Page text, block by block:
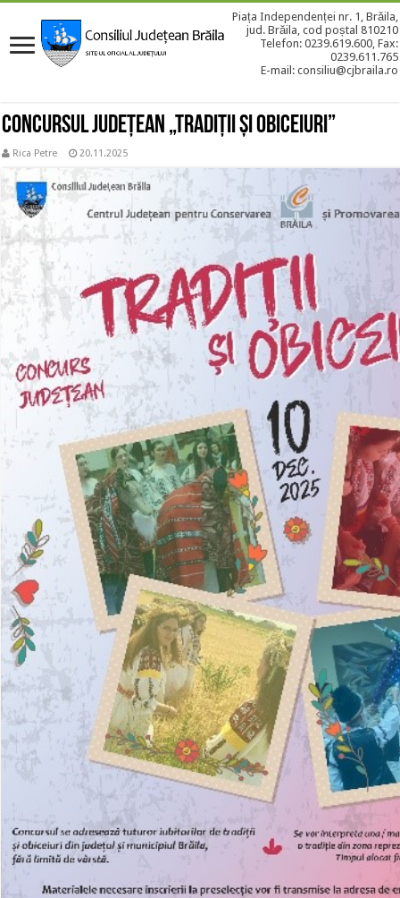
Piața Independenței nr. 1, Brăila,
jud. Brăila, cod poștal 810210
Telefon: 0239.619.600, Fax:
0239.611.765
E-mail: consiliu@cjbraila.ro
Concursul Județean „Tradiții și obiceiuri”
Rica Petre 20.11.2025